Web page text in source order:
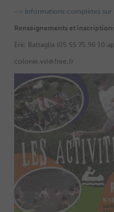
–> Informations complètes sur
Renseignements et
Eric Battaglia (05 55 75 96 10
colonie.vsl@free.fr